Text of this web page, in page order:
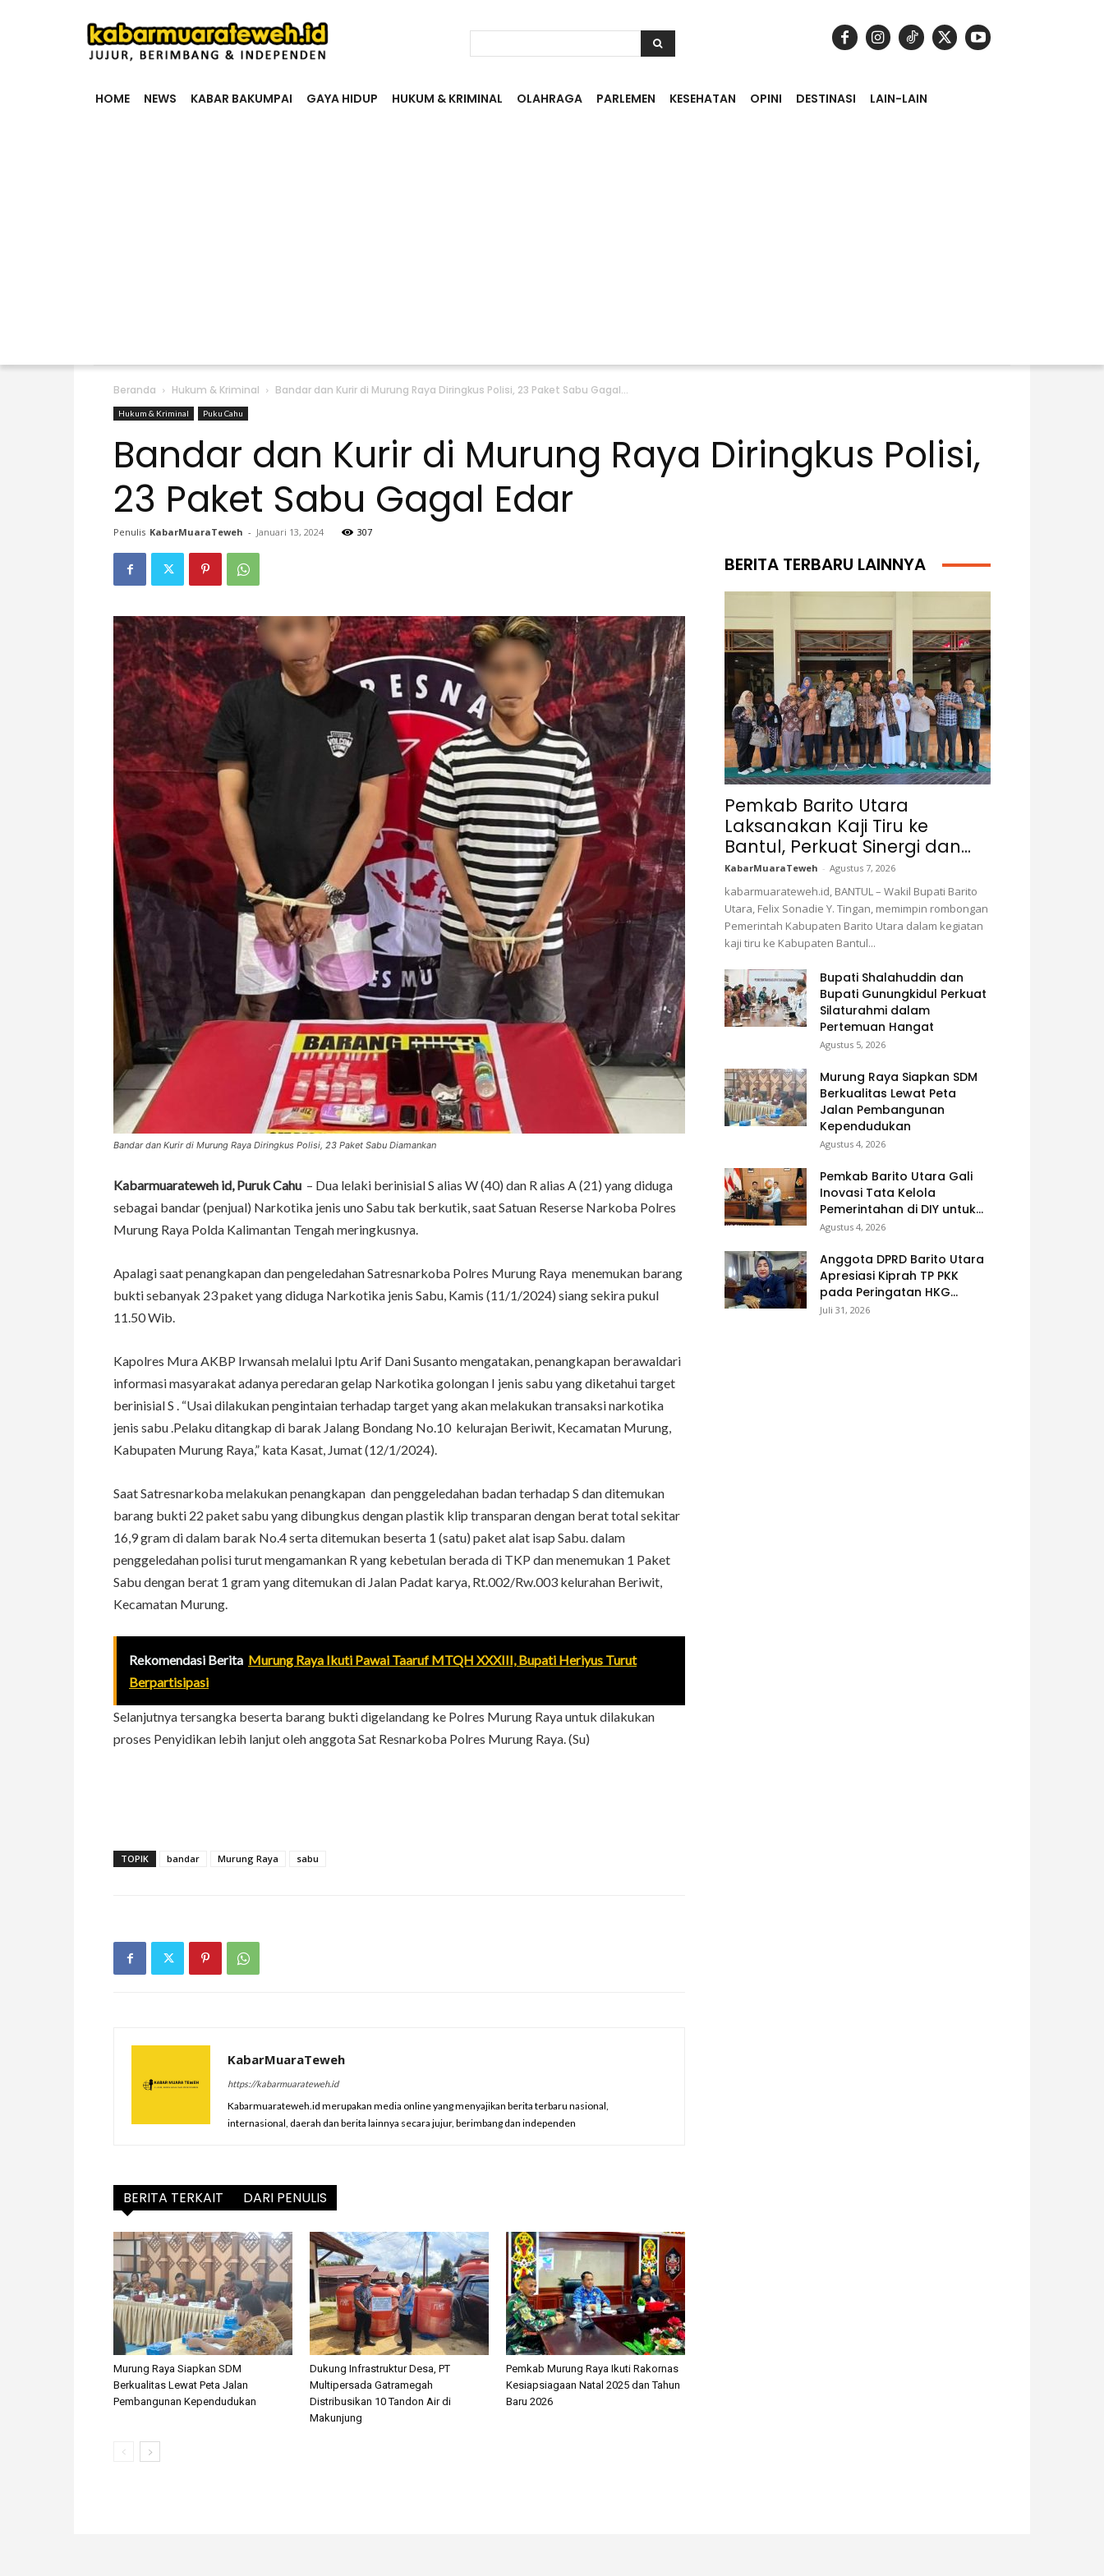
HOME NEWS KABAR BAKUMPAI GAYA HIDUP HUKUM & KRIMINAL OLAHRAGA PARLEMEN KESEHATAN OPINI DESTINASI LAIN-LAIN
Beranda Hukum & Kriminal Bandar dan Kurir di Murung Raya Diringkus Polisi, 23 Paket Sabu Gagal...
Hukum & Kriminal Puku Cahu
Bandar dan Kurir di Murung Raya Diringkus Polisi,
23 Paket Sabu Gagal Edar
Penulis KabarMuaraTeweh - Januari 13, 2024 307
Bandar dan Kurir di Murung Raya Diringkus Polisi, 23 Paket Sabu Diamankan
Kabarmuarateweh id, Puruk Cahu – Dua lelaki berinisial S alias W (40) dan R alias A (21) yang diduga
sebagai bandar (penjual) Narkotika jenis uno Sabu tak berkutik, saat Satuan Reserse Narkoba Polres
Murung Raya Polda Kalimantan Tengah meringkusnya.
Apalagi saat penangkapan dan pengeledahan Satresnarkoba Polres Murung Raya menemukan barang
bukti sebanyak 23 paket yang diduga Narkotika jenis Sabu, Kamis (11/1/2024) siang sekira pukul
11.50 Wib.
Kapolres Mura AKBP Irwansah melalui Iptu Arif Dani Susanto mengatakan, penangkapan berawaldari
informasi masyarakat adanya peredaran gelap Narkotika golongan I jenis sabu yang diketahui target
berinisial S . “Usai dilakukan pengintaian terhadap target yang akan melakukan transaksi narkotika
jenis sabu .Pelaku ditangkap di barak Jalang Bondang No.10 kelurajan Beriwit, Kecamatan Murung,
Kabupaten Murung Raya,” kata Kasat, Jumat (12/1/2024).
Saat Satresnarkoba melakukan penangkapan dan penggeledahan badan terhadap S dan ditemukan
barang bukti 22 paket sabu yang dibungkus dengan plastik klip transparan dengan berat total sekitar
16,9 gram di dalam barak No.4 serta ditemukan beserta 1 (satu) paket alat isap Sabu. dalam
penggeledahan polisi turut mengamankan R yang kebetulan berada di TKP dan menemukan 1 Paket
Sabu dengan berat 1 gram yang ditemukan di Jalan Padat karya, Rt.002/Rw.003 kelurahan Beriwit,
Kecamatan Murung.
Rekomendasi Berita Murung Raya Ikuti Pawai Taaruf MTQH XXXIII, Bupati Heriyus Turut
Berpartisipasi
Selanjutnya tersangka beserta barang bukti digelandang ke Polres Murung Raya untuk dilakukan
proses Penyidikan lebih lanjut oleh anggota Sat Resnarkoba Polres Murung Raya. (Su)
TOPIK bandar Murung Raya sabu
KabarMuaraTeweh
https://kabarmuarateweh.id
Kabarmuarateweh.id merupakan media online yang menyajikan berita terbaru nasional,
internasional, daerah dan berita lainnya secara jujur, berimbang dan independen
BERITA TERKAIT DARI PENULIS
Murung Raya Siapkan SDM
Berkualitas Lewat Peta Jalan
Pembangunan Kependudukan
Dukung Infrastruktur Desa, PT
Multipersada Gatramegah
Distribusikan 10 Tandon Air di
Makunjung
Pemkab Murung Raya Ikuti Rakornas
Kesiapsiagaan Natal 2025 dan Tahun
Baru 2026
BERITA TERBARU LAINNYA
Pemkab Barito Utara
Laksanakan Kaji Tiru ke
Bantul, Perkuat Sinergi dan...
KabarMuaraTeweh - Agustus 7, 2026
kabarmuarateweh.id, BANTUL – Wakil Bupati Barito
Utara, Felix Sonadie Y. Tingan, memimpin rombongan
Pemerintah Kabupaten Barito Utara dalam kegiatan
kaji tiru ke Kabupaten Bantul...
Bupati Shalahuddin dan
Bupati Gunungkidul Perkuat
Silaturahmi dalam
Pertemuan Hangat
Agustus 5, 2026
Murung Raya Siapkan SDM
Berkualitas Lewat Peta
Jalan Pembangunan
Kependudukan
Agustus 4, 2026
Pemkab Barito Utara Gali
Inovasi Tata Kelola
Pemerintahan di DIY untuk...
Agustus 4, 2026
Anggota DPRD Barito Utara
Apresiasi Kiprah TP PKK
pada Peringatan HKG...
Juli 31, 2026